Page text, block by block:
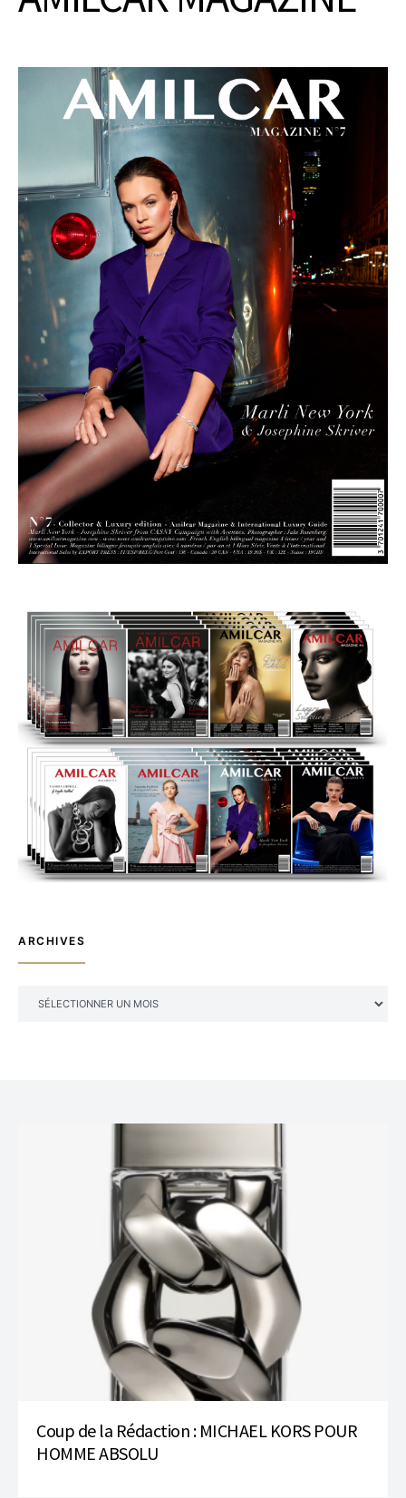
ARCHIVES
Coup de la Rédaction : MICHAEL KORS POUR
HOMME ABSOLU